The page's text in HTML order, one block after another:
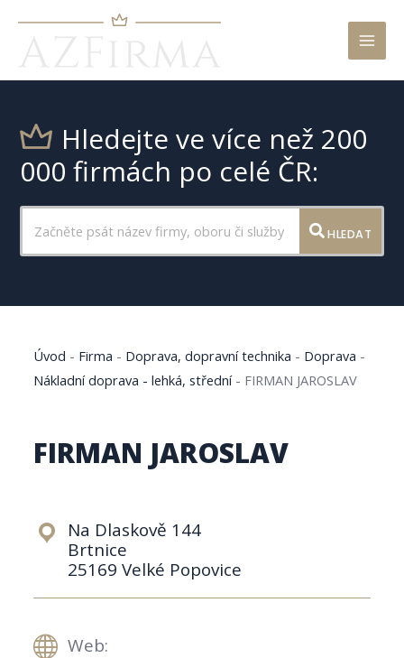
Hledejte ve více než 200
000 firmách po celé ČR:
HLEDAT
Úvod - Firma - Doprava, dopravní technika - Doprava -
Nákladní doprava - lehká, střední- FIRMAN JAROSLAV
FIRMAN JAROSLAV
Na Dlaskově 144
Brtnice
25169 Velké Popovice
Web: